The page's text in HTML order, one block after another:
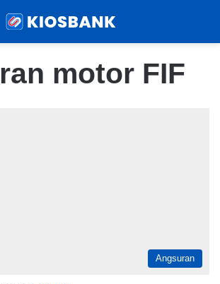
motor FIF
Angsuran